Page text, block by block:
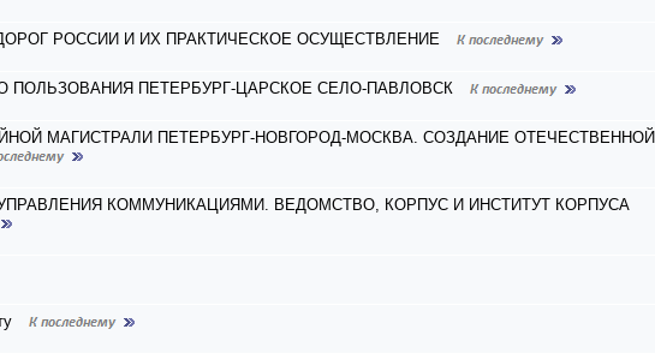
РОССИИ И ИХ ПРАКТИЧЕСКОЕ ОСУЩЕСТВЛЕНИЕ
ПЕТЕРБУРГ-ЦАРСКОЕ СЕЛО-ПАВЛОВСК
МАГИСТРАЛИ ПЕТЕРБУРГ-НОВГОРОД-МОСКВА. СОЗДАНИЕ ОТЕЧЕСТВЕННОЙ
КОММУНИКАЦИЯМИ. ВЕДОМСТВО, КОРПУС И ИНСТИТУТ КОРПУСА